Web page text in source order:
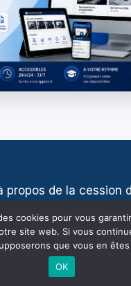
propos de la cession
pierre-
cookies pour vous
site web. Si vous
que vous en
OK